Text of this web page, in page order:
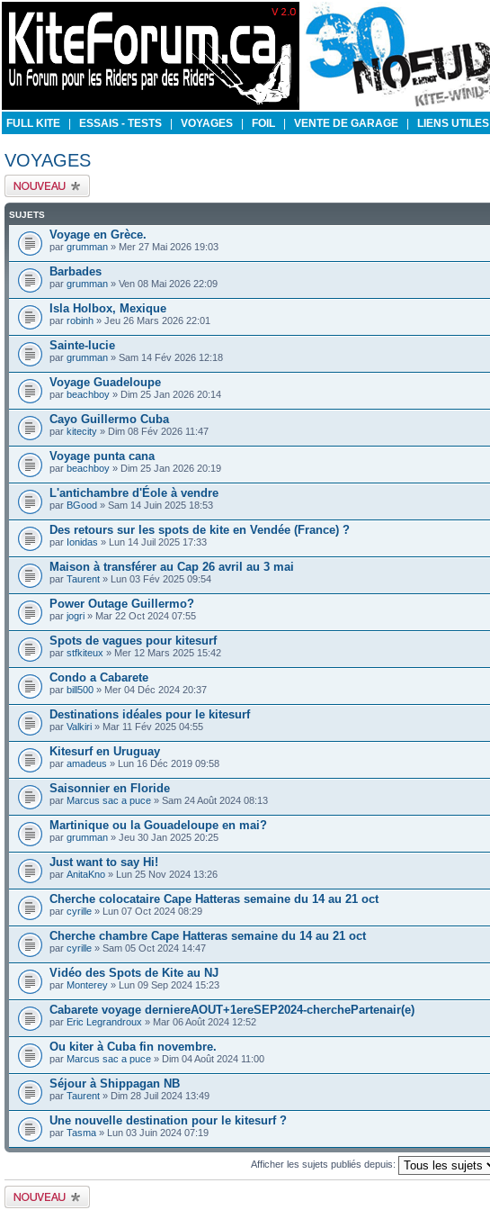
FULL KITE ESSAIS - TESTS VOYAGES FOIL VENTE DE GARAGE LIENS UTILES
VOYAGES
Publier un nouveau
sujet
SUJETS
Voyage en Grèce.
par grumman » Mer 27 Mai 2026 19:03
Barbades
par grumman » Ven 08 Mai 2026 22:09
Isla Holbox, Mexique
par robinh » Jeu 26 Mars 2026 22:01
Sainte-lucie
par grumman » Sam 14 Fév 2026 12:18
Voyage Guadeloupe
par beachboy » Dim 25 Jan 2026 20:14
Cayo Guillermo Cuba
par kitecity » Dim 08 Fév 2026 11:47
Voyage punta cana
par beachboy » Dim 25 Jan 2026 20:19
L'antichambre d'Éole à vendre
par BGood » Sam 14 Juin 2025 18:53
Des retours sur les spots de kite en Vendée (France) ?
par Ionidas » Lun 14 Juil 2025 17:33
Maison à transférer au Cap 26 avril au 3 mai
par Taurent » Lun 03 Fév 2025 09:54
Power Outage Guillermo?
par jogri » Mar 22 Oct 2024 07:55
Spots de vagues pour kitesurf
par stfkiteux » Mer 12 Mars 2025 15:42
Condo a Cabarete
par bill500 » Mer 04 Déc 2024 20:37
Destinations idéales pour le kitesurf
par Valkiri » Mar 11 Fév 2025 04:55
Kitesurf en Uruguay
par amadeus » Lun 16 Déc 2019 09:58
Saisonnier en Floride
par Marcus sac a puce » Sam 24 Août 2024 08:13
Martinique ou la Gouadeloupe en mai?
par grumman » Jeu 30 Jan 2025 20:25
Just want to say Hi!
par AnitaKno » Lun 25 Nov 2024 13:26
Cherche colocataire Cape Hatteras semaine du 14 au 21 oct
par cyrille » Lun 07 Oct 2024 08:29
Cherche chambre Cape Hatteras semaine du 14 au 21 oct
par cyrille » Sam 05 Oct 2024 14:47
Vidéo des Spots de Kite au NJ
par Monterey » Lun 09 Sep 2024 15:23
Cabarete voyage derniereAOUT+1ereSEP2024-cherchePartenair(e)
par Eric Legrandroux » Mar 06 Août 2024 12:52
Ou kiter à Cuba fin novembre.
par Marcus sac a puce » Dim 04 Août 2024 11:00
Séjour à Shippagan NB
par Taurent » Dim 28 Juil 2024 13:49
Une nouvelle destination pour le kitesurf ?
par Tasma » Lun 03 Juin 2024 07:19
Afficher les sujets publiés depuis:
Publier un nouveau
sujet